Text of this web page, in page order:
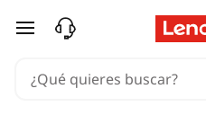
Ir al contenido principal